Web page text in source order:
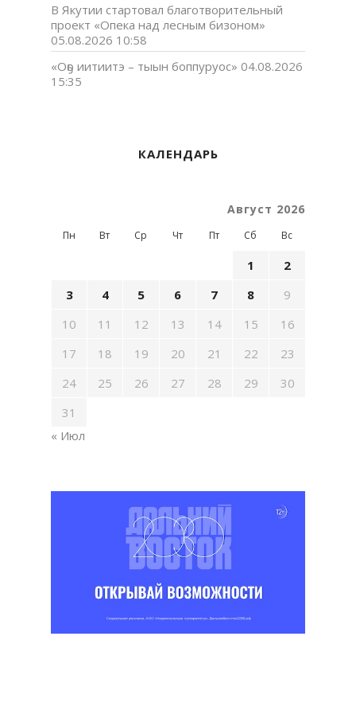
В Якутии стартовал благотворительный
проект «Опека над лесным бизоном»
05.08.2026 10:58
«Оҕо иитиитэ – тыын боппуруос» 04.08.2026
15:35
КАЛЕНДАРЬ
Август 2026
Пн Вт Ср Чт Пт Сб Вс
1
2
3
4 5 6 7 8
9
10
11 12 13 14 15
16
17
18 19 20 21 22
23
24
25 26 27 28 29
30
31
« Июл